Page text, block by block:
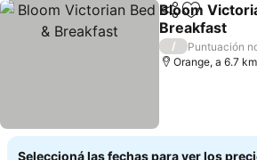
Compartir
Añadir a
Bloom
Breakfast
Ver precios
/
Puntuación
Orange, a 6.7
Seleccioná las fechas para ver los